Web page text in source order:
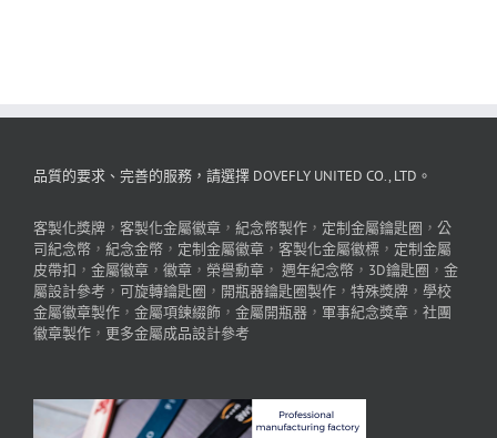
品質的要求、完善的服務，請選擇 DOVEFLY UNITED CO., LTD。
客製化獎牌 ， 客製化金屬徽章 ， 紀念幣製作 ， 定制金屬鑰匙圈 ， 公
司紀念幣 ， 紀念金幣 ， 定制金屬徽章 ， 客製化金屬徽標 ， 定制金屬
皮帶扣 ， 金屬徽章 ， 徽章 ， 榮譽勳章 ， 週年紀念幣 ， 3D鑰匙圈 ， 金
屬設計參考 ， 可旋轉鑰匙圈 ， 開瓶器鑰匙圈製作 ， 特殊獎牌 ， 學校
金屬徽章製作 ， 金屬項鍊綴飾 ， 金屬開瓶器 ， 軍事紀念獎章 ， 社團
徽章製作 ， 更多金屬成品設計參考